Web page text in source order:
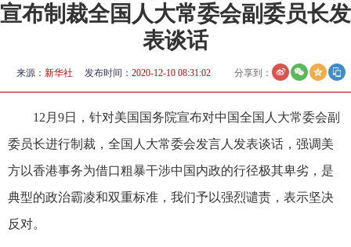
宣布制裁全国人大常委会副委员长发
表谈话
来源： 新华社 发布时间： 2020-12-10 08:31:02 分享到：
12月9日，针对美国国务院宣布对中国全国人大常委会副
委员长进行制裁，全国人大常委会发言人发表谈话，强调美
方以香港事务为借口粗暴干涉中国内政的行径极其卑劣，是
典型的政治霸凌和双重标准，我们予以强烈谴责，表示坚决
反对。